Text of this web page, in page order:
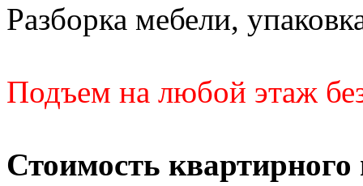
Разборка мебели,
Подъем на любой этаж
Стоимость квартирного